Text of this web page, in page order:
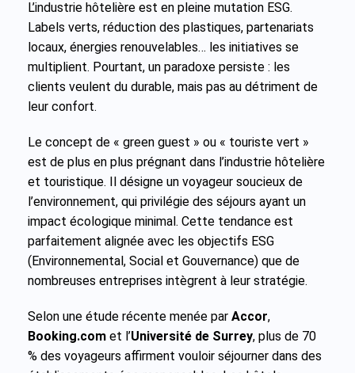
L’industrie hôtelière est en pleine mutation ESG.
Labels verts, réduction des plastiques, partenariats
locaux, énergies renouvelables… les initiatives se
multiplient. Pourtant, un paradoxe persiste : les
clients veulent du durable, mais pas au détriment de
leur confort.
Le concept de « green guest » ou « touriste vert »
est de plus en plus prégnant dans l’industrie hôtelière
et touristique. Il désigne un voyageur soucieux de
l’environnement, qui privilégie des séjours ayant un
impact écologique minimal. Cette tendance est
parfaitement alignée avec les objectifs ESG
(Environnemental, Social et Gouvernance) que de
nombreuses entreprises intègrent à leur stratégie.
Selon une étude récente menée par Accor,
Booking.com et l’Université de Surrey, plus de 70
% des voyageurs affirment vouloir séjourner dans des